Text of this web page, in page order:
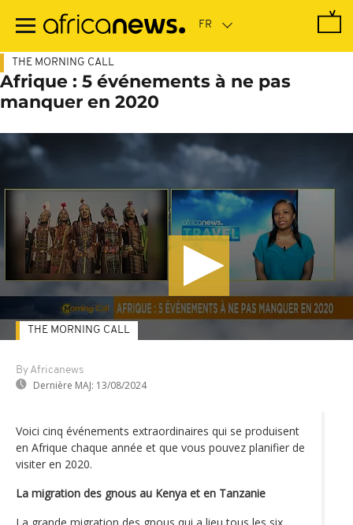
contenu
THE MORNING CALL
Afrique : 5 événements à ne pas
manquer en 2020
By Africanews
Dernière MAJ: 13/08/2024
THE MORNING CALL
Voici cinq événements extraordinaires qui se produisent
en Afrique chaque année et que vous pouvez planifier de
visiter en 2020.
La migration des gnous au Kenya et en Tanzanie